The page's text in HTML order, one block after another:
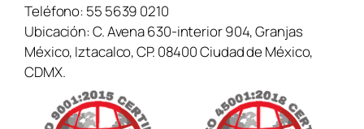
Teléfono: 55 5639 0210
Ubicación:C. Avena 630-interior 904, Granjas
México, Iztacalco, CP. 08400 Ciudad de México,
CDMX.